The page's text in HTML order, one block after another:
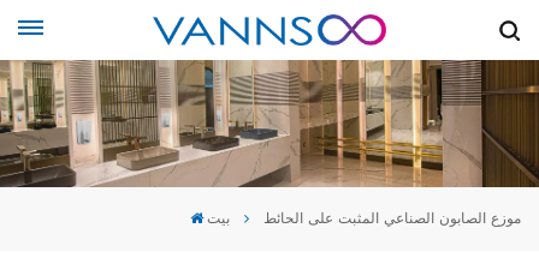
بيت موزع الصابون الصناعي المثبت على الحائط